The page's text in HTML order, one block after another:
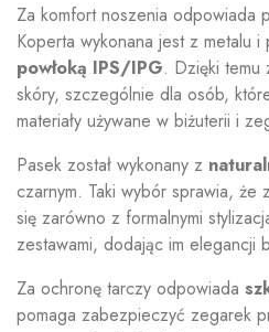
Za komfort noszenia odpowiada
Koperta wykonana jest z metalu i
powłoką IPS/IPG. Dzięki temu
skóry, szczególnie dla osób,
materiały używane w biżuterii i
Pasek został wykonany z
czarnym. Taki wybór sprawia,
się zarówno z formalnymi
zestawami, dodając im elegancji
Za ochronę tarczy odpowiada
pomaga zabezpieczyć zegarek